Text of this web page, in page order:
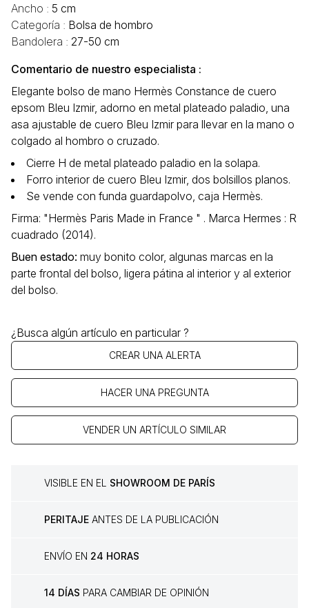
Ancho : 5 cm
Categoría : Bolsa de hombro
Bandolera : 27-50 cm
Comentario de nuestro especialista :
Elegante bolso de mano Hermès Constance de cuero
epsom Bleu Izmir, adorno en metal plateado paladio, una
asa ajustable de cuero Bleu Izmir para llevar en la mano o
colgado al hombro o cruzado.
Cierre H de metal plateado paladio en la solapa.
Forro interior de cuero Bleu Izmir, dos bolsillos planos.
Se vende con funda guardapolvo, caja Hermès.
Firma: "Hermès Paris Made in France " . Marca Hermes : R
cuadrado (2014).
Buen estado: muy bonito color, algunas marcas en la
parte frontal del bolso, ligera pátina al interior y al exterior
del bolso.
¿Busca algún artículo en particular ?
CREAR UNA ALERTA
HACER UNA PREGUNTA
VENDER UN ARTÍCULO SIMILAR
VISIBLE EN EL SHOWROOM DE PARÍS
PERITAJE ANTES DE LA PUBLICACIÓN
ENVÍO EN 24 HORAS
14 DÍAS PARA CAMBIAR DE OPINIÓN